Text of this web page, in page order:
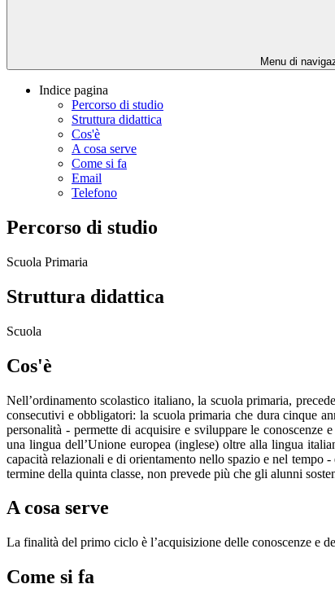
Menu di
Indice pagina
Percorso di studio
Struttura didattica
Cos'è
A cosa serve
Come si fa
Email
Telefono
Percorso di studio
Scuola Primaria
Struttura didattica
Scuola
Cos'è
Nell’ordinamento scolastico italiano, la scuola primaria,
consecutivi e obbligatori: la scuola primaria che dura cinque
personalità - permette di acquisire e sviluppare le
una lingua dell’Unione europea (inglese) oltre alla lingua
capacità relazionali e di orientamento nello spazio e nel
termine della quinta classe, non prevede più che gli alunni
A cosa serve
La finalità del primo ciclo è l’acquisizione delle conoscenze e
Come si fa